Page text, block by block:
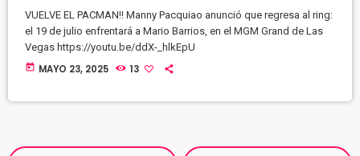
VUELVE EL PACMAN!! Manny Pacquiao anunció que regresa al ring:
el 19 de julio enfrentará a Mario Barrios, en el MGM Grand de Las
Vegas https://youtu.be/ddX-_hlkEpU
today MAYO 23, 2025 13